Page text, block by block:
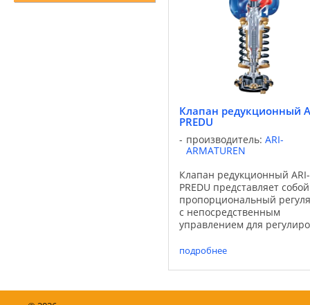
Клапан редукционный
PREDU
производитель: ARI-
ARMATUREN
Клапан редукционный ARI-
PREDU представляет собой
пропорциональный
с непосредственным
управлением для
газообразных и
Директивой
подробнее